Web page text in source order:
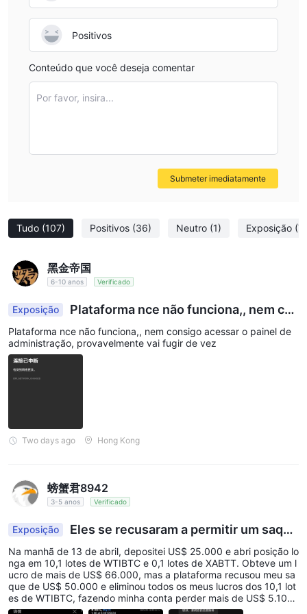
liquidação forçada causada por Margem insuficiente.
A Alavancagem padrão em NCE é 1:5000
Forex e negociação de metais preciosos
Se este nível exceder sua tolerância ao risco, você pode
solicitar ajustes Alavancagem para
Petróleo bruto:
fixado em1:100
de conta, com estruturas flexíveis de spread e comissão:
"ponto" como o último dígito decimal de um preço
cotado
, independentemente de quantos dígitos decimais o
instrumento tenha.
Em termos de competitividade Spread:
OConta Royaloferece spreads mais baixos do que o Conta
Plus
OConta Plus
preciosos
incorre em uma comissão de
Básica
, dependendo do Volume de negociação e da
estratégia.
Se você gostaria de revisar rapidamente os spreads e as taxas
de swap para todos os tipos de conta e instrumentos, pode
verificar o arquivo oficial aqui:
https://xnce.com/uploads/swap.xlsx
Plataforma de Negociação
Tudo (107) Positivos (36) Neutro (1) Exposição
黑金帝国
6-10 anos Verificado
Exposição
Plataforma nce não funciona,, nem co
nsigo acessar o painel de administração, provave
lmente vai fugir
Plataforma nce não funciona,, nem consigo acessar o painel de
administração, provavelmente vai fugir de vez
Two days ago Hong Kong
螃蟹君8942
3-5 anos Verificado
Exposição
Eles se recusaram a permitir um saque
de US$ 50.000 e alteraram registros de transaçõ
es e Saldos da conta.
Na manhã de 13 de abril, depositei US$ 25.000 e abri posição lo
nga em 10,1 lotes de WTIBTC e 0,1 lotes de XABTT. Obteve um l
ucro de mais de US$ 66.000, mas a plataforma recusou meu sa
que de US$ 50.000 e eliminou todos os meus lucros dos 10,1 lot
es de WTIBTC, fazendo minha conta perder mais de US$ 5.100.
Quando entrei em contato com o atendimento ao cliente, eles al
Positivos
Conteúdo que você deseja comentar
Por favor, insira...
Submeter imediatamente